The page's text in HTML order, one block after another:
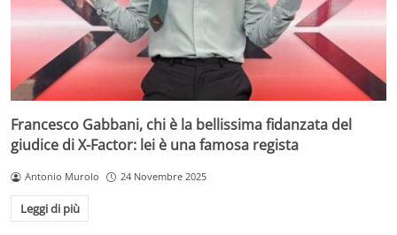
Francesco Gabbani, chi è la bellissima fidanzata del
giudice di X-Factor: lei è una famosa regista
Antonio Murolo 24 Novembre 2025
Leggi di più